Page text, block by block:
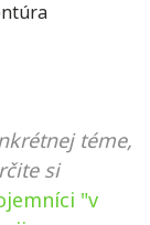
téme,
si
"v